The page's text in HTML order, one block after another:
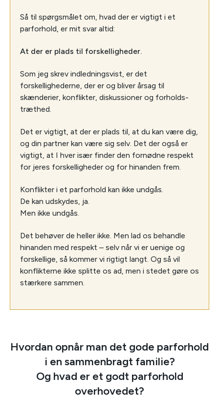
Så til spørgsmålet om, hvad der er vigtigt i et
parforhold, er mit svar altid:
At der er plads til forskelligheder.
Som jeg skrev indledningsvist, er det
forskellighederne, der er og bliver årsag til
skænderier, konflikter, diskussioner og forholds-
træthed.
Det er vigtigt, at der er plads til, at du kan være dig,
og din partner kan være sig selv. Det der også er
vigtigt, at I hver især finder den fornødne respekt
for jeres forskelligheder og for hinanden frem.
Konflikter i et parforhold kan ikke undgås.
De kan udskydes, ja.
Men ikke undgås.
Det behøver de heller ikke. Men lad os behandle
hinanden med respekt – selv når vi er uenige og
forskellige, så kommer vi rigtigt langt. Og så vil
konflikterne ikke splitte os ad, men i stedet gøre os
stærkere sammen.
Hvordan opnår man det gode parforhold
i en sammenbragt familie?
Og hvad er et godt parforhold
overhovedet?